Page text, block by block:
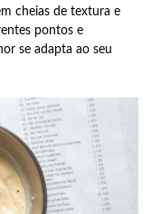
cheias de textura e
pontos e
se adapta ao seu